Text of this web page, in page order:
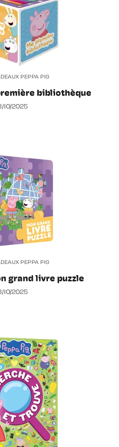
PEPPA PIG
bibliothèque
10/2025
PEPPA PIG
grand livre puzzle
10/2025